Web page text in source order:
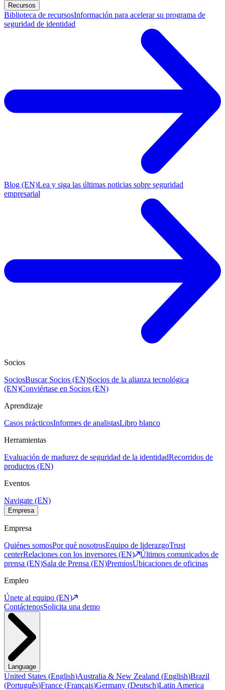
Recursos
Biblioteca de recursosInformación para acelerar su programa de
seguridad de identidad
Blog (EN)Lea y siga las últimas noticias sobre seguridad
empresarial
Socios
SociosBuscar Socios (EN)Socios de la alianza tecnológica
(EN)Conviértase en Socios (EN)
Aprendizaje
Casos prácticosInformes de analistasLibro blanco
Herramientas
Evaluación de madurez de seguridad de la identidadRecorridos de
productos (EN)
Eventos
Navigate (EN)
Empresa
Empresa
Quiénes somosPor qué nosotrosEquipo de liderazgoTrust
centerRelaciones con los inversores (EN)
Últimos comunicados de
prensa (EN)Sala de Prensa (EN)PremiosUbicaciones de oficinas
Empleo
Únete al equipo (EN)
ContáctenosSolicita una demo
Language
United States (English)Australia & New Zealand (English)Brazil
(Português)France (Français)Germany (Deutsch)Latin America